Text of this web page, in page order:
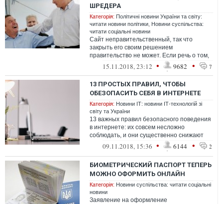
ШРЕДЕРА
Категорія: Політичні новини України та світу:
читати новини політики Новини суспільства:
читати соціальні новини
Сайт неправительственный, так что
закрыть его своим решением
правительство не может. Если речь о том,
чтобы этот ресурс блокировать на
территории Укра...
15.11.2018, 23:12 • 9682 • 7
13 ПРОСТЫХ ПРАВИЛ, ЧТОБЫ
ОБЕЗОПАСИТЬ СЕБЯ В ИНТЕРНЕТЕ
Категорія: Новини ІТ: новини ІТ-технологій зі
світу та України
13 важных правил безопасного поведения
в интернете: их совсем несложно
соблюдать, и они существенно снижают
риск пострадать от мошенников.
09.11.2018, 15:36 • 6144 • 2
БИОМЕТРИЧЕСКИЙ ПАСПОРТ ТЕПЕРЬ
МОЖНО ОФОРМИТЬ ОНЛАЙН
Категорія: Новини суспільства: читати соціальні
новини
Заявление на оформление